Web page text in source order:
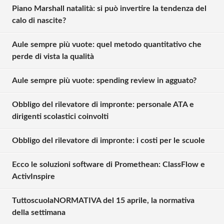
Piano Marshall natalità: si può invertire la tendenza del
calo di nascite?
Aule sempre più vuote: quel metodo quantitativo che
perde di vista la qualità
Aule sempre più vuote: spending review in agguato?
Obbligo del rilevatore di impronte: personale ATA e
dirigenti scolastici coinvolti
Obbligo del rilevatore di impronte: i costi per le scuole
Ecco le soluzioni software di Promethean: ClassFlow e
ActivInspire
TuttoscuolaNORMATIVA del 15 aprile, la normativa
della settimana
Solo gli utenti registrati possono